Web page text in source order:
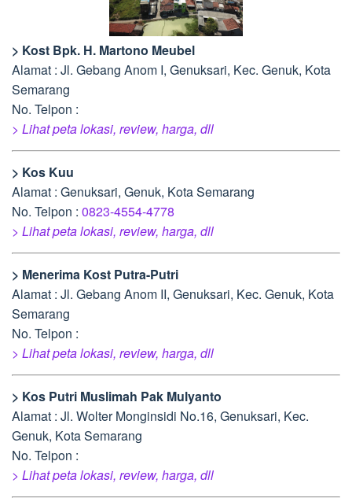
> Kost Bpk. H. Martono Meubel
Alamat : Jl. Gebang Anom I, Genuksari, Kec. Genuk, Kota
Semarang
No. Telpon :
> Lihat peta lokasi, review, harga, dll
> Kos Kuu
Alamat : Genuksari, Genuk, Kota Semarang
No. Telpon : 0823-4554-4778
> Lihat peta lokasi, review, harga, dll
> Menerima Kost Putra-Putri
Alamat : Jl. Gebang Anom II, Genuksari, Kec. Genuk, Kota
Semarang
No. Telpon :
> Lihat peta lokasi, review, harga, dll
> Kos Putri Muslimah Pak Mulyanto
Alamat : Jl. Wolter Monginsidi No.16, Genuksari, Kec.
Genuk, Kota Semarang
No. Telpon :
> Lihat peta lokasi, review, harga, dll